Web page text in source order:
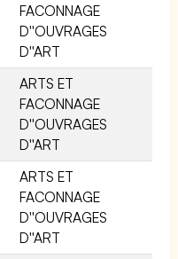
FACONNAGE
D''OUVRAGES
D''ART
ARTS ET
FACONNAGE
D''OUVRAGES
D''ART
ARTS ET
FACONNAGE
D''OUVRAGES
D''ART